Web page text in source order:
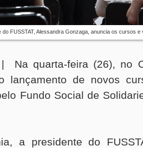
do FUSSTAT, Alessandra Gonzaga, anuncia os cursos e
| Na quarta-feira (26), no
lançamento de novos
Fundo Social de
a presidente do